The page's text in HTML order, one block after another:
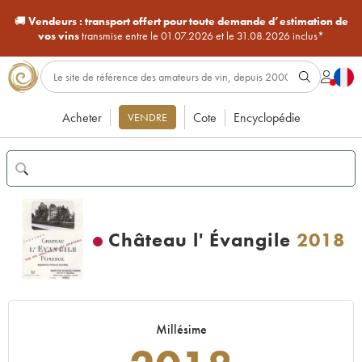
🚚Vendeurs : transport offert pour toute demande d’estimation de
vos vinstransmise entre le 01.07.2026 et le 31.08.2026 inclus*
Acheter VENDRE Cote Encyclopédie
Château l' Évangile 2018
Millésime